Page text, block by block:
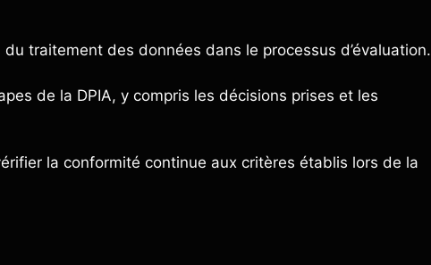
traitement des données dans le processus d’évaluation.
de la DPIA, y compris les décisions prises et les
la conformité continue aux critères établis lors de la